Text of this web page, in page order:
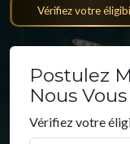
Vérifiez votre
Postulez
Nous
Vérifiez votre